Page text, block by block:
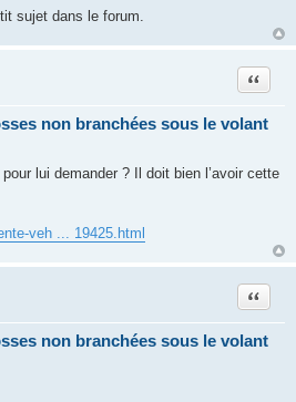
sujet dans le forum.
non branchées sous le volant
Citation
lui demander ? Il doit bien l’avoir cette
veh ... 19425.html
non branchées sous le volant
Citation